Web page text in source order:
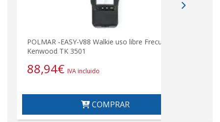
POLMAR -EASY-V88 Walkie uso libre Frecuencias
Kenwood TK 3501
88,94€ IVA incluido
COMPRAR